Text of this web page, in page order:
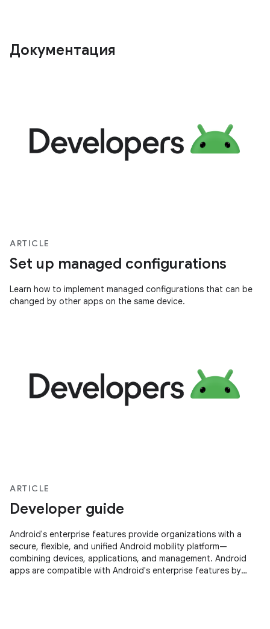
Документация
ARTICLE
Set up managed configurations
Learn how to implement managed configurations that can be
changed by other apps on the same device.
ARTICLE
Developer guide
Android's enterprise features provide organizations with a
secure, flexible, and unified Android mobility platform—
combining devices, applications, and management. Android
apps are compatible with Android's enterprise features by